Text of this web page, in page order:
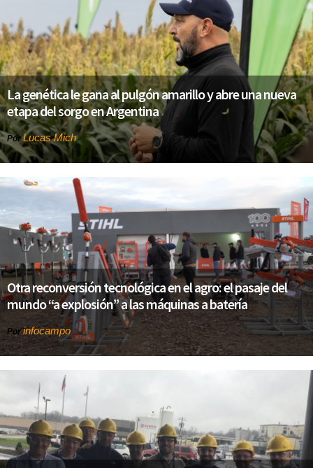
La genética le gana al pulgón amarillo y abre una nueva
etapa del sorgo en Argentina
PorLucas Mich
Otra reconversión tecnológica en el agro: el pasaje del
mundo “a explosión” a las máquinas a batería
Porinfocampo